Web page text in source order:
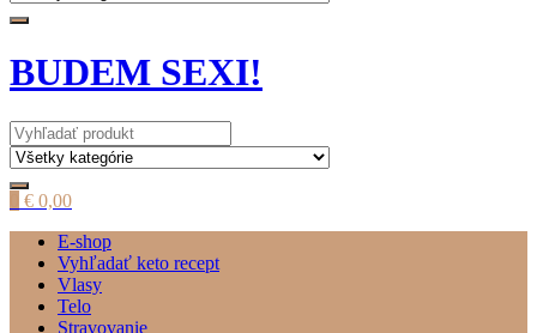
BUDEM SEXI!
€ 0,00
E-shop
Vyhľadať keto recept
Vlasy
Telo
Stravovanie